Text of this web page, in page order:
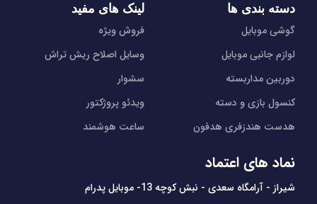
دسته بندی ها
گوشی موبایل
لوازم جانبی موبایل
دوربین مداربسته
کنسول بازی و دسته
هدست هندزفری هدفون
لینک های مفید
فروش ویژه
وسایل اصلاح ریش تراش
سشوار
ویدئو پروژکتور
ساعت هوشمند
نماد های اعتماد
شیراز - آرامگاه سعدی - نبش کوچه 13- موبایل پدرام